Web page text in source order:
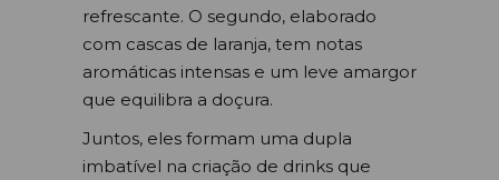
refrescante. O segundo, elaborado
com cascas de laranja, tem notas
aromáticas intensas e um leve amargor
que equilibra a doçura.
Juntos, eles formam uma dupla
imbatível na criação de drinks que